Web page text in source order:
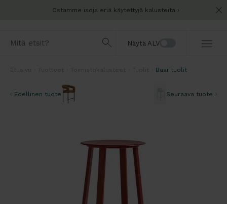
Ostamme isoja eriä käytettyjä kalusteita
Näytä ALV
Baarituolit
Edellinen tuote Seuraava tuote